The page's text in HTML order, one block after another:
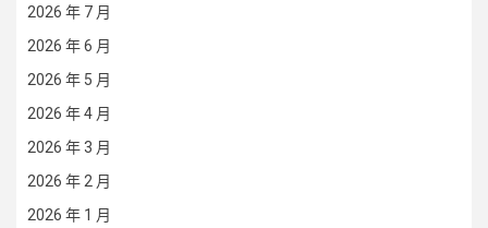
2026 年 7 月
2026 年 6 月
2026 年 5 月
2026 年 4 月
2026 年 3 月
2026 年 2 月
2026 年 1 月